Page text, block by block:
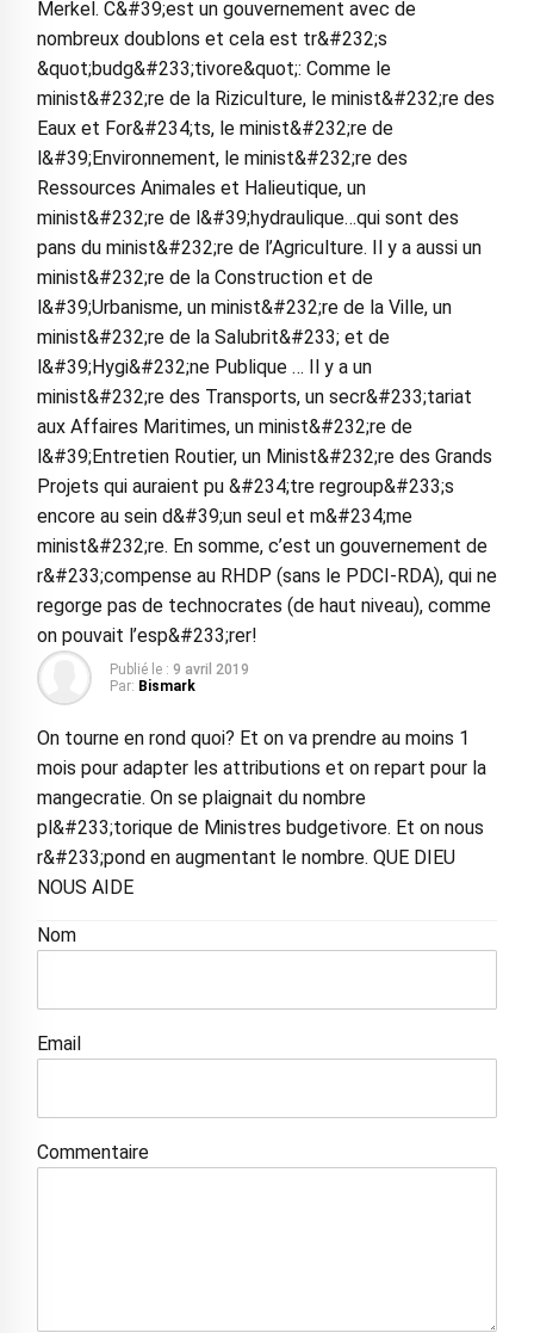
Merkel. C&#39;est un gouvernement avec de
nombreux doublons et cela est tr&#232;s
&quot;budg&#233;tivore&quot;: Comme le
minist&#232;re de la Riziculture, le minist&#232;re des
Eaux et For&#234;ts, le minist&#232;re de
l&#39;Environnement, le minist&#232;re des
Ressources Animales et Halieutique, un
minist&#232;re de l&#39;hydraulique…qui sont des
pans du minist&#232;re de l’Agriculture. Il y a aussi un
minist&#232;re de la Construction et de
l&#39;Urbanisme, un minist&#232;re de la Ville, un
minist&#232;re de la Salubrit&#233; et de
l&#39;Hygi&#232;ne Publique … Il y a un
minist&#232;re des Transports, un secr&#233;tariat
aux Affaires Maritimes, un minist&#232;re de
l&#39;Entretien Routier, un Minist&#232;re des Grands
Projets qui auraient pu &#234;tre regroup&#233;s
encore au sein d&#39;un seul et m&#234;me
minist&#232;re. En somme, c’est un gouvernement de
r&#233;compense au RHDP (sans le PDCI-RDA), qui ne
regorge pas de technocrates (de haut niveau), comme
on pouvait l’esp&#233;rer!
Publié le : 9 avril 2019
Par: Bismark
On tourne en rond quoi? Et on va prendre au moins 1
mois pour adapter les attributions et on repart pour la
mangecratie. On se plaignait du nombre
pl&#233;torique de Ministres budgetivore. Et on nous
r&#233;pond en augmentant le nombre. QUE DIEU
NOUS AIDE
Nom
Email
Commentaire